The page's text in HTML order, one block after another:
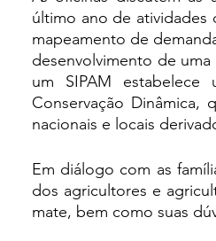
último ano de atividades
mapeamento de
desenvolvimento de
um SIPAM
Conservação Dinâmica,
nacionais e locais
Em diálogo com as
dos agricultores e
mate, bem como suas